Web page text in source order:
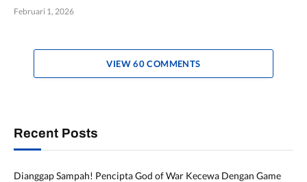
Februari 1, 2026
VIEW 60 COMMENTS
Recent Posts
Dianggap Sampah! Pencipta God of War Kecewa Dengan Game